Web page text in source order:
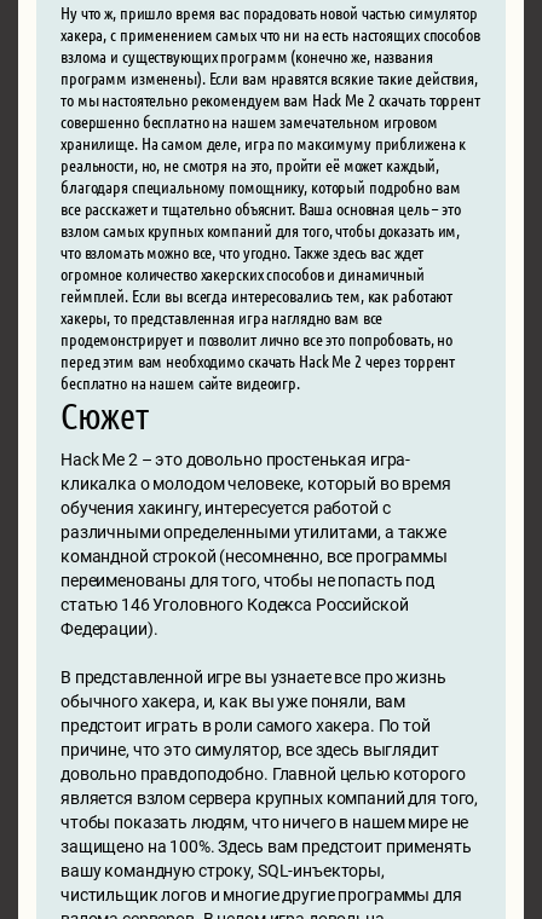
Ну что ж, пришло время вас порадовать новой частью симулятор
хакера, с применением самых что ни на есть настоящих способов
взлома и существующих программ (конечно же, названия
программ изменены). Если вам нравятся всякие такие действия,
то мы настоятельно рекомендуем вам Hack Me 2 скачать торрент
совершенно бесплатно на нашем замечательном игровом
хранилище. На самом деле, игра по максимуму приближена к
реальности, но, не смотря на это, пройти её может каждый,
благодаря специальному помощнику, который подробно вам
все расскажет и тщательно объяснит. Ваша основная цель – это
взлом самых крупных компаний для того, чтобы доказать им,
что взломать можно все, что угодно. Также здесь вас ждет
огромное количество хакерских способов и динамичный
геймплей. Если вы всегда интересовались тем, как работают
хакеры, то представленная игра наглядно вам все
продемонстрирует и позволит лично все это попробовать, но
перед этим вам необходимо скачать Hack Me 2 через торрент
бесплатно на нашем сайте видеоигр.
Сюжет
Hack Me 2 – это довольно простенькая игра-
кликалка о молодом человеке, который во время
обучения хакингу, интересуется работой с
различными определенными утилитами, а также
командной строкой (несомненно, все программы
переименованы для того, чтобы не попасть под
статью 146 Уголовного Кодекса Российской
Федерации).
В представленной игре вы узнаете все про жизнь
обычного хакера, и, как вы уже поняли, вам
предстоит играть в роли самого хакера. По той
причине, что это симулятор, все здесь выглядит
довольно правдоподобно. Главной целью которого
является взлом сервера крупных компаний для того,
чтобы показать людям, что ничего в нашем мире не
защищено на 100%. Здесь вам предстоит применять
вашу командную строку, SQL-инъекторы,
чистильщик логов и многие другие программы для